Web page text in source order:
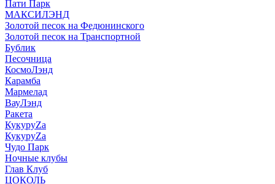
Пати Парк
МАКСИЛЭНД
Золотой песок на Федюнинского
Золотой песок на Транспортной
Бублик
Песочница
КосмоЛэнд
Карамба
Мармелад
ВауЛэнд
Ракета
КукуруZа
КукуруZа
Чудо Парк
Ночные клубы
Глав Клуб
ЦОКОЛЬ